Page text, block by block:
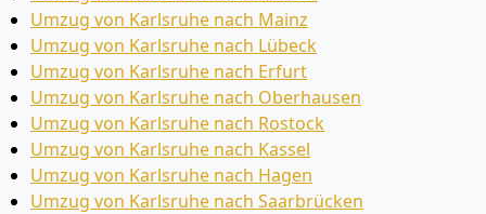
Umzug von Karlsruhe nach Mainz
Umzug von Karlsruhe nach Lübeck
Umzug von Karlsruhe nach Erfurt
Umzug von Karlsruhe nach Oberhausen
Umzug von Karlsruhe nach Rostock
Umzug von Karlsruhe nach Kassel
Umzug von Karlsruhe nach Hagen
Umzug von Karlsruhe nach Saarbrücken